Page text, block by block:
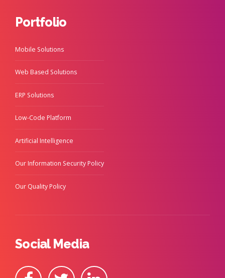
Portfolio
Mobile Solutions
Web Based Solutions
ERP Solutions
Low-Code Platform
Artificial Intelligence
Our Information Security Policy
Our Quality Policy
Social Media